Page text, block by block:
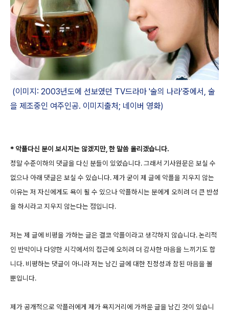
(이미지: 2003년도에 선보였던 TV드라마 '술의 나라'중에서, 술
을 제조중인 여주인공. 이미지출처; 네이버 영화)
* 악플다신 분이 보시지는 않겠지만, 한 말씀 올리겠습니다.
정말 수준이하의 댓글을 다신 분들이 있었습니다. 그래서 기사원문은 보실 수
없으나 아래 댓글은 보실 수 있습니다. 제가 굳이 제 글에 악플을 지우지 않는
이유는 저 자신에게도 욕이 될 수 있으나 악플하시는 분에게 오히려 더 큰 반성
을 하시라고 지우지 않는다는 점입니다.
저는 제 글에 비평을 가하는 글은 결코 악플이라고 생각하지 않습니다. 논리적
인 반박이나 다양한 시각에서의 접근에 오히려 더 감사한 마음을 느끼기도 합
니다. 비평하는 댓글이 아니라 저는 남긴 글에 대한 진정성과 참된 마음을 볼
뿐입니다.
제가 공개적으로 악플러에게 제가 욕지거리에 가까운 글을 남긴 것이 있습니